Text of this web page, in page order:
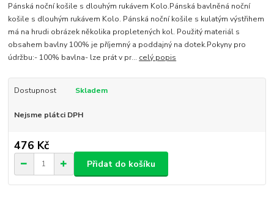
Pánská noční košile s dlouhým rukávem Kolo.Pánská bavlněná noční
košile s dlouhým rukávem Kolo. Pánská noční košile s kulatým výstřihem
má na hrudi obrázek několika propletených kol. Použitý materiál s
obsahem bavlny 100% je příjemný a poddajný na dotek.Pokyny pro
údržbu:- 100% bavlna- lze prát v pr... celý popis
Dostupnost Skladem
Nejsme plátci DPH
476 Kč
Přidat do košíku